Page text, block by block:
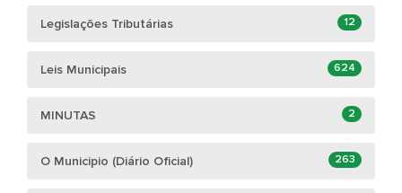
Legislações Tributárias 12
Leis Municipais 624
MINUTAS 2
O Municipio (Diário Oficial) 263